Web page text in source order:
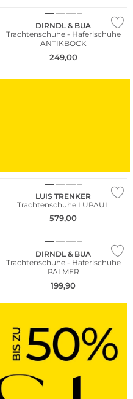
DIRNDL & BUA
Trachtenschuhe - Haferlschuhe
ANTIKBOCK
249,00
LUIS TRENKER
Trachtenschuhe LUPAUL
579,00
DIRNDL & BUA
Trachtenschuhe - Haferlschuhe
PALMER
199,90